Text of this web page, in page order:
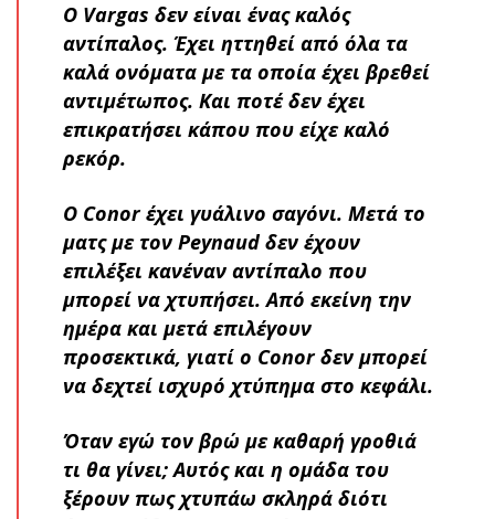
Ο Vargas δεν είναι ένας καλός
αντίπαλος. Έχει ηττηθεί από όλα τα
καλά ονόματα με τα οποία έχει βρεθεί
αντιμέτωπος. Και ποτέ δεν έχει
επικρατήσει κάπου που είχε καλό
ρεκόρ.
O Conor έχει γυάλινο σαγόνι. Μετά το
ματς με τον Peynaud δεν έχουν
επιλέξει κανέναν αντίπαλο που
μπορεί να χτυπήσει. Από εκείνη την
ημέρα και μετά επιλέγουν
προσεκτικά, γιατί ο Conor δεν μπορεί
να δεχτεί ισχυρό χτύπημα στο κεφάλι.
Όταν εγώ τον βρώ με καθαρή γροθιά
τι θα γίνει; Αυτός και η ομάδα του
ξέρουν πως χτυπάω σκληρά διότι